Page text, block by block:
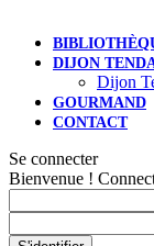
DIJON
Dijon
GOURMAND
CONTACT
Se connecter
Bienvenue !